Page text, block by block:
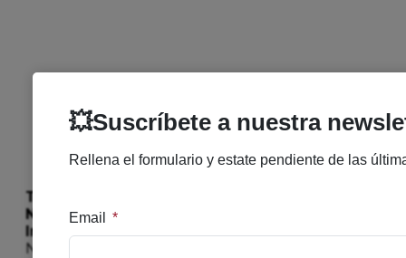
Descripción
Preguntas y respuestas
Tipo de piel :
Necesidad :Antimanchas
Ingredientes clave :
Nacinamidas, Óleo essencial de Tea Tree